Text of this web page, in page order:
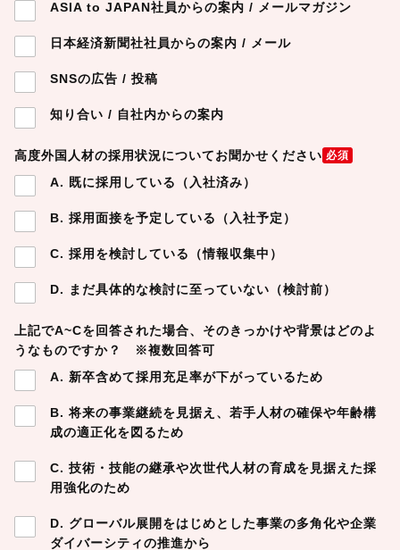
ASIA to JAPAN社員からの案内 / メールマガジン
日本経済新聞社社員からの案内 / メール
SNSの広告 / 投稿
知り合い / 自社内からの案内
高度外国人材の採用状況についてお聞かせください 必須
A. 既に採用している（入社済み）
B. 採用面接を予定している（入社予定）
C. 採用を検討している（情報収集中）
D. まだ具体的な検討に至っていない（検討前）
上記でA~Cを回答された場合、そのきっかけや背景はどのよ
うなものですか？ ※複数回答可
A. 新卒含めて採用充足率が下がっているため
B. 将来の事業継続を見据え、若手人材の確保や年齢構
成の適正化を図るため
C. 技術・技能の継承や次世代人材の育成を見据えた採
用強化のため
D. グローバル展開をはじめとした事業の多角化や企業
ダイバーシティの推進から